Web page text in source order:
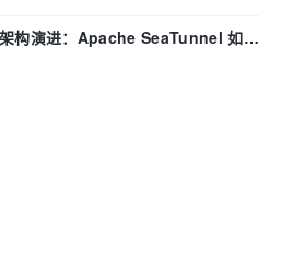
构演进：Apache SeaTunnel 如何
难题